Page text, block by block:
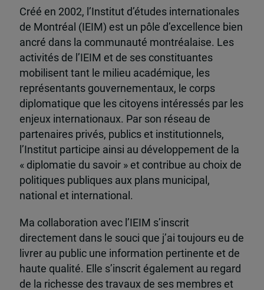
Créé en 2002, l’Institut d’études internationales
de Montréal (IEIM) est un pôle d’excellence bien
ancré dans la communauté montréalaise. Les
activités de l’IEIM et de ses constituantes
mobilisent tant le milieu académique, les
représentants gouvernementaux, le corps
diplomatique que les citoyens intéressés par les
enjeux internationaux. Par son réseau de
partenaires privés, publics et institutionnels,
l’Institut participe ainsi au développement de la
« diplomatie du savoir » et contribue au choix de
politiques publiques aux plans municipal,
national et international.
Ma collaboration avec l’IEIM s’inscrit
directement dans le souci que j’ai toujours eu de
livrer au public une information pertinente et de
haute qualité. Elle s’inscrit également au regard
de la richesse des travaux de ses membres et